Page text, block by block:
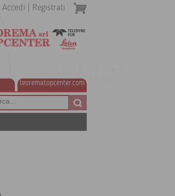
teorematopcenter.com
Accedi Registrati